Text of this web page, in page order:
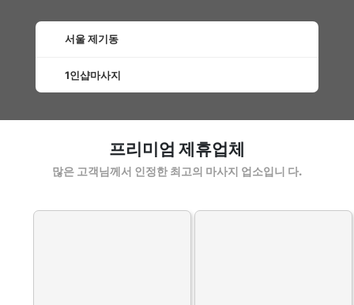
서울 제기동
1인샵마사지
프리미엄 제휴업체
많은 고객님께서 인정한 최고의 마사지 업소입니 다.